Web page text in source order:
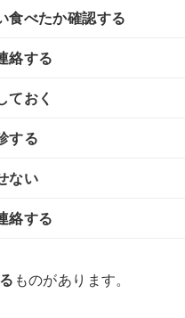
食べたか確認する
絡する
ておく
する
ない
絡する
ものがあります。